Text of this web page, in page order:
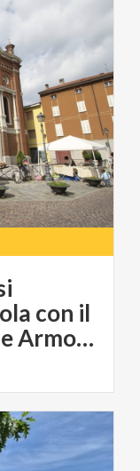
con il
concerto di Ensemble Armonie